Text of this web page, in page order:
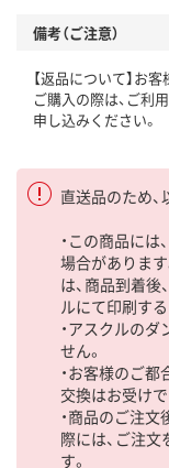
備考（ご注意）
【返品について】お
ご購入の際は、ご利
申し込みください。
直送品のため、
・この商品に
場合がありま
は、商品到着
ルにて印刷す
・アスクルの
せん。
・お客様のご都
交換はお受けで
・商品のご注
際には、ご注
す。